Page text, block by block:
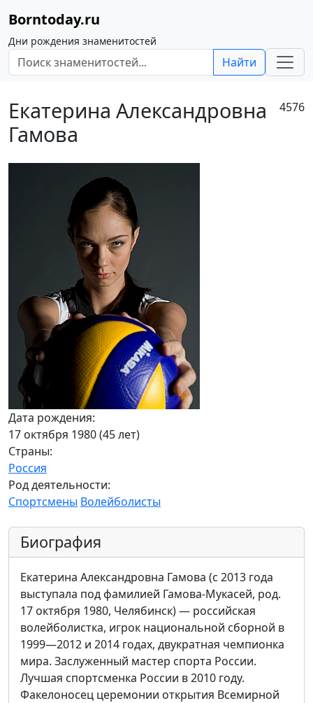
Borntoday.ru
Дни рождения знаменитостей
Найти
Екатерина Александровна
Гамова
4576
Дата рождения:
17 октября 1980 (45 лет)
Страны:
Россия
Род деятельности:
Спортсмены Волейболисты
Биография
Екатерина Александровна Гамова (с 2013 года
выступала под фамилией Гамова-Мукасей, род.
17 октября 1980, Челябинск) — российская
волейболистка, игрок национальной сборной в
1999—2012 и 2014 годах, двукратная чемпионка
мира. Заслуженный мастер спорта России.
Лучшая спортсменка России в 2010 году.
Факелоносец церемонии открытия Всемирной